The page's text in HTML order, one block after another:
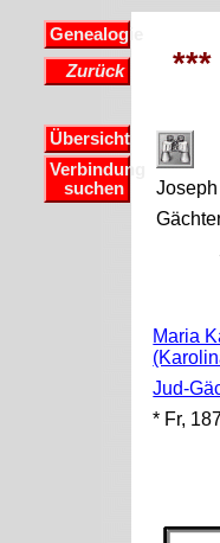
Genealogie
Zurück
Übersicht
Verbindung
suchen
Maria
Jud-
* Fr,